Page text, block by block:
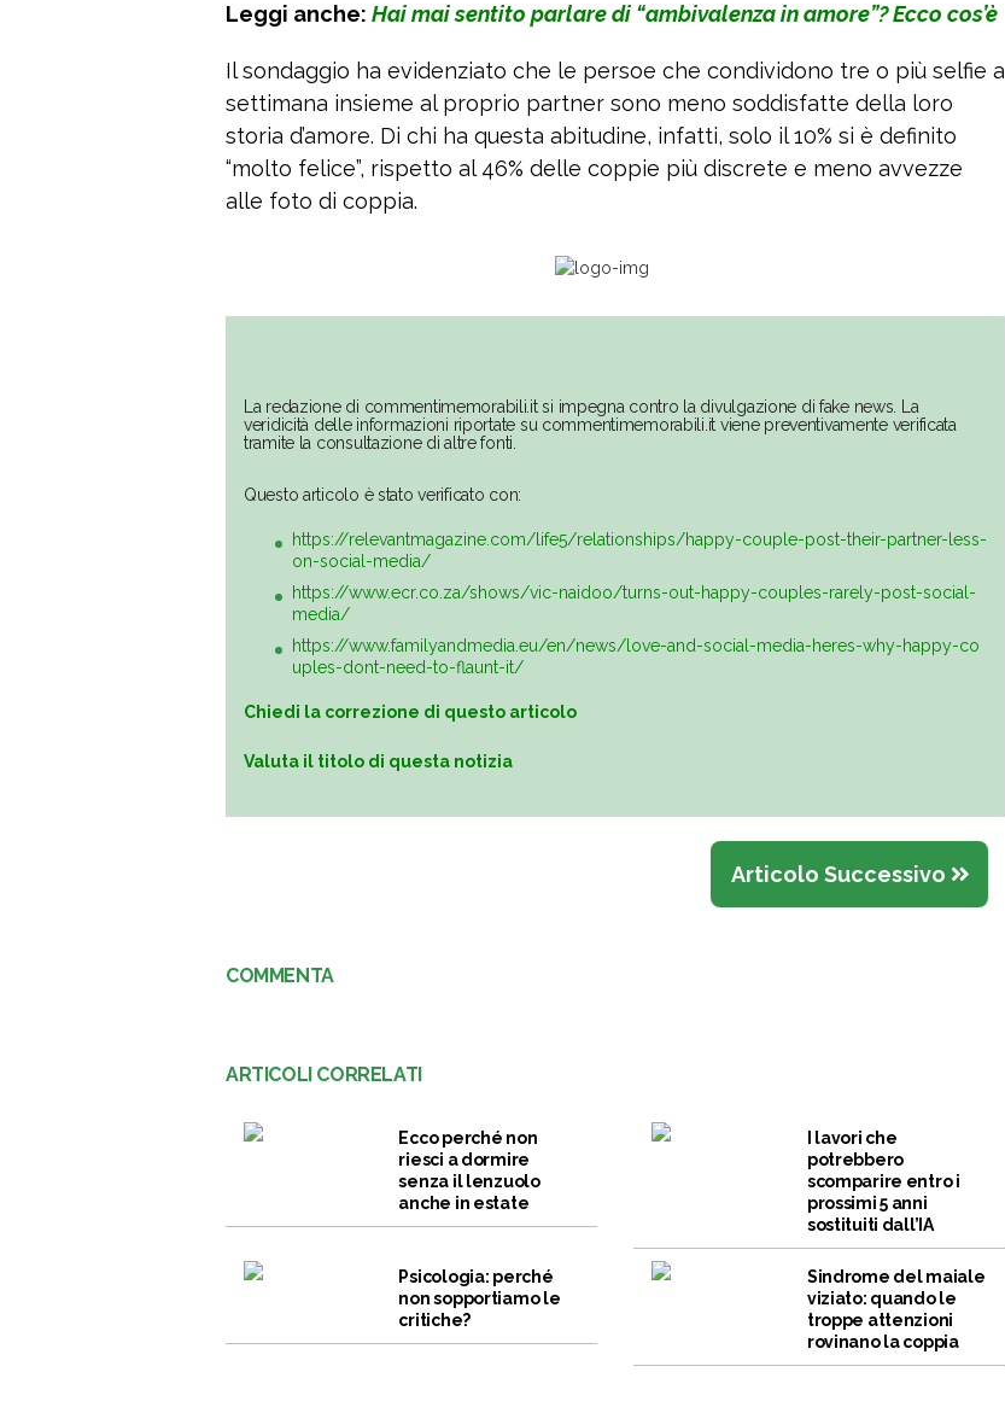
Leggi anche: Hai mai sentito parlare di “ambivalenza in amore”? Ecco cos’è
Il sondaggio ha evidenziato che le persoe che condividono tre o più selfie a
settimana insieme al proprio partner sono meno soddisfatte della loro
storia d’amore. Di chi ha questa abitudine, infatti, solo il 10% si è definito
“molto felice”, rispetto al 46% delle coppie più discrete e meno avvezze
alle foto di coppia.
La redazione di commentimemorabili.it si impegna contro la divulgazione di fake news. La
veridicità delle informazioni riportate su commentimemorabili.it viene preventivamente verificata
tramite la consultazione di altre fonti.
Questo articolo è stato verificato con:
https://relevantmagazine.com/life5/relationships/happy-couple-post-their-partner-less-
on-social-media/
https://www.ecr.co.za/shows/vic-naidoo/turns-out-happy-couples-rarely-post-social-
media/
https://www.familyandmedia.eu/en/news/love-and-social-media-heres-why-happy-co
uples-dont-need-to-flaunt-it/
Chiedi la correzione di questo articolo
Valuta il titolo di questa notizia
Articolo Successivo
COMMENTA
ARTICOLI CORRELATI
Ecco perché non
riesci a dormire
senza il lenzuolo
anche in estate
I lavori che
potrebbero
scomparire entro i
prossimi 5 anni
sostituiti dall’IA
Psicologia: perché
non sopportiamo le
critiche?
Sindrome del maiale
viziato: quando le
troppe attenzioni
rovinano la coppia